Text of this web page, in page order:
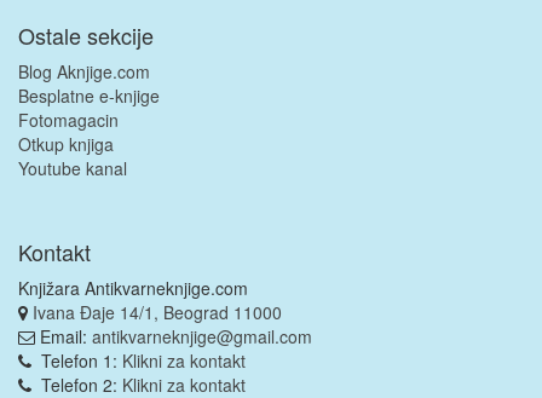
Ostale sekcije
Blog Aknjige.com
Besplatne e-knjige
Fotomagacin
Otkup knjiga
Youtube kanal
Kontakt
Knjižara Antikvarneknjige.com
Ivana Đaje 14/1, Beograd 11000
Email: antikvarneknjige@gmail.com
Telefon 1: Klikni za kontakt
Telefon 2: Klikni za kontakt